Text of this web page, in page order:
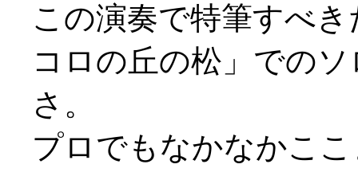
この演奏で特筆すべ
コロの丘の松」での
さ。
プロでもなかなかこ